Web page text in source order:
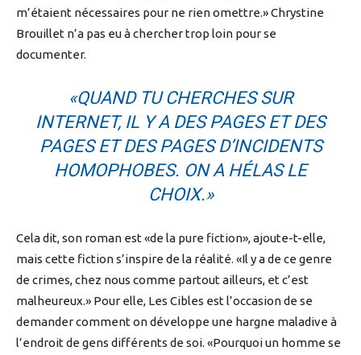
m’étaient nécessaires pour ne rien omettre.» Chrystine
Brouillet n’a pas eu à chercher trop loin pour se
documenter.
«QUAND TU CHERCHES SUR
INTERNET, IL Y A DES PAGES ET DES
PAGES ET DES PAGES D’INCIDENTS
HOMOPHOBES. ON A HÉLAS LE
CHOIX.»
Cela dit, son roman est «de la pure fiction», ajoute-t-elle,
mais cette fiction s’inspire de la réalité. «Il y a de ce genre
de crimes, chez nous comme partout ailleurs, et c’est
malheureux.» Pour elle, Les Cibles est l’occasion de se
demander comment on développe une hargne maladive à
l’endroit de gens différents de soi. «Pourquoi un homme se